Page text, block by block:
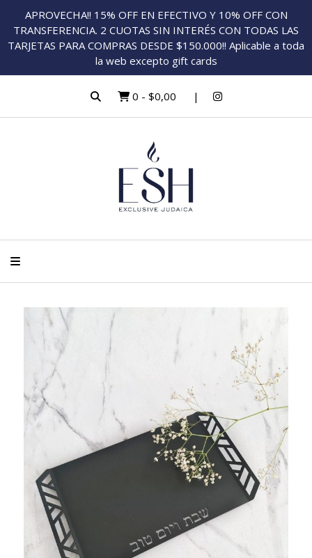
APROVECHA!! 15% OFF EN EFECTIVO Y 10% OFF CON
TRANSFERENCIA. 2 CUOTAS SIN INTERÉS CON TODAS LAS
TARJETAS PARA COMPRAS DESDE $150.000!! Aplicable a toda
la web excepto gift cards
0 - $0,00